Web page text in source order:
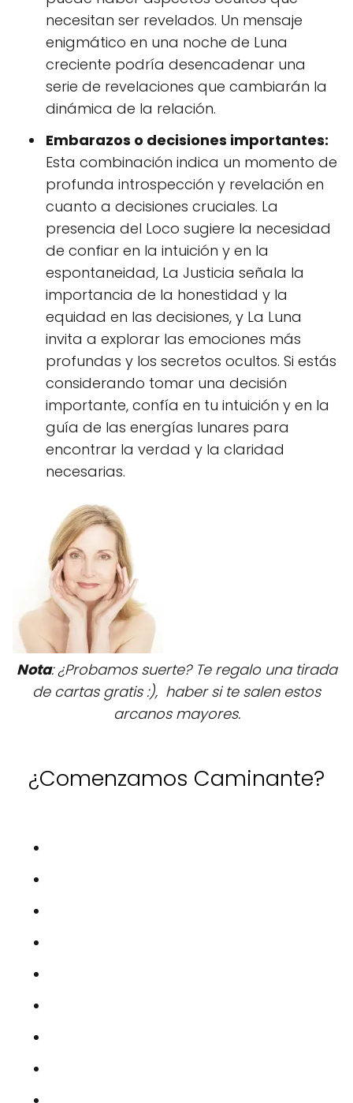
necesitan ser revelados. Un mensaje
enigmático en una noche de Luna
creciente podría desencadenar una
serie de revelaciones que cambiarán la
dinámica de la relación.
Embarazos o decisiones importantes:
Esta combinación indica un momento de
profunda introspección y revelación en
cuanto a decisiones cruciales. La
presencia del Loco sugiere la necesidad
de confiar en la intuición y en la
espontaneidad, La Justicia señala la
importancia de la honestidad y la
equidad en las decisiones, y La Luna
invita a explorar las emociones más
profundas y los secretos ocultos. Si estás
considerando tomar una decisión
importante, confía en tu intuición y en la
guía de las energías lunares para
encontrar la verdad y la claridad
necesarias.
Nota: ¿Probamos suerte? Te regalo una tirada
de cartas gratis :), haber si te salen estos
arcanos mayores.
¿Comenzamos Caminante?